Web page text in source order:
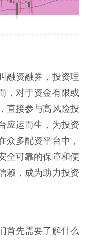
融资融券，投资理
，对于资金有限或
直接参与高风险投
应运而生，为投资
众多配资平台中，
全可靠的保障和便
赖，成为助力投资
首先需要了解什么